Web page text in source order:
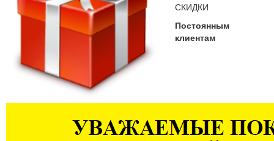
СКИДКИ
Постоянным
клиентам